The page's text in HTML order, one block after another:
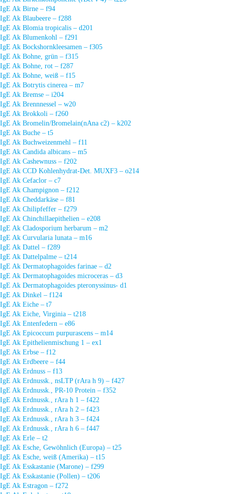
IgE Ak Birne – f94
IgE Ak Blaubeere – f288
IgE Ak Blomia tropicalis – d201
IgE Ak Blumenkohl – f291
IgE Ak Bockshornkleesamen – f305
IgE Ak Bohne, grün – f315
IgE Ak Bohne, rot – f287
IgE Ak Bohne, weiß – f15
IgE Ak Botrytis cinerea – m7
IgE Ak Bremse – i204
IgE Ak Brennnessel – w20
IgE Ak Brokkoli – f260
IgE Ak Bromelin/Bromelain(nAna c2) – k202
IgE Ak Buche – t5
IgE Ak Buchweizenmehl – f11
IgE Ak Candida albicans – m5
IgE Ak Cashewnuss – f202
IgE Ak CCD Kohlenhydrat-Det. MUXF3 – o214
IgE Ak Cefaclor – c7
IgE Ak Champignon – f212
IgE Ak Cheddarkäse – f81
IgE Ak Chilipfeffer – f279
IgE Ak Chinchillaepithelien – e208
IgE Ak Cladosporium herbarum – m2
IgE Ak Curvularia lunata – m16
IgE Ak Dattel – f289
IgE Ak Dattelpalme – t214
IgE Ak Dermatophagoides farinae – d2
IgE Ak Dermatophagoides microceras – d3
IgE Ak Dermatophagoides pteronyssinus- d1
IgE Ak Dinkel – f124
IgE Ak Eiche – t7
IgE Ak Eiche, Virginia – t218
IgE Ak Entenfedern – e86
IgE Ak Epicoccum purpurascens – m14
IgE Ak Epithelienmischung 1 – ex1
IgE Ak Erbse – f12
IgE Ak Erdbeere – f44
IgE Ak Erdnuss – f13
IgE Ak Erdnussk., nsLTP (rAra h 9) – f427
IgE Ak Erdnussk., PR-10 Protein – f352
IgE Ak Erdnussk., rAra h 1 – f422
IgE Ak Erdnussk., rAra h 2 – f423
IgE Ak Erdnussk., rAra h 3 – f424
IgE Ak Erdnussk., rAra h 6 – f447
IgE Ak Erle – t2
IgE Ak Esche, Gewöhnlich (Europa) – t25
IgE Ak Esche, weiß (Amerika) – t15
IgE Ak Esskastanie (Marone) – f299
IgE Ak Esskastanie (Pollen) – t206
IgE Ak Estragon – f272